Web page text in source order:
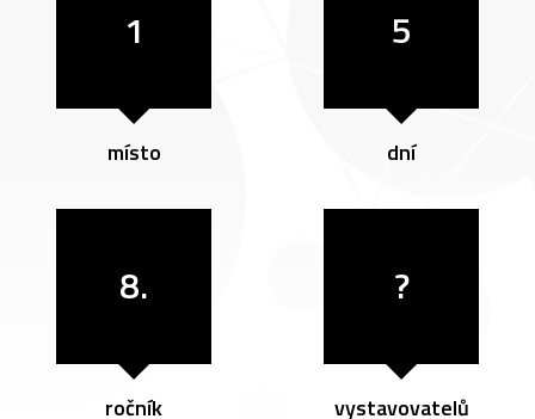
1
místo
5
dní
8.
ročník
?
vystavovatelů